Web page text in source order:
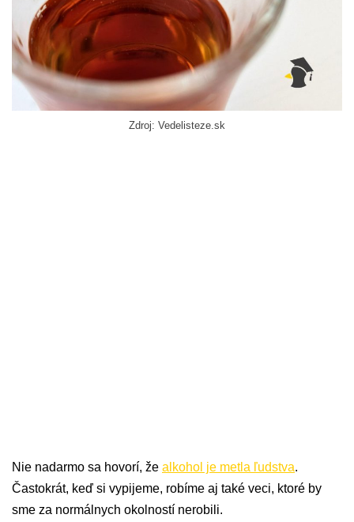
Zdroj: Vedelisteze.sk
Nie nadarmo sa hovorí, že alkohol je metla ľudstva.
Častokrát, keď si vypijeme, robíme aj také veci, ktoré by
sme za normálnych okolností nerobili.